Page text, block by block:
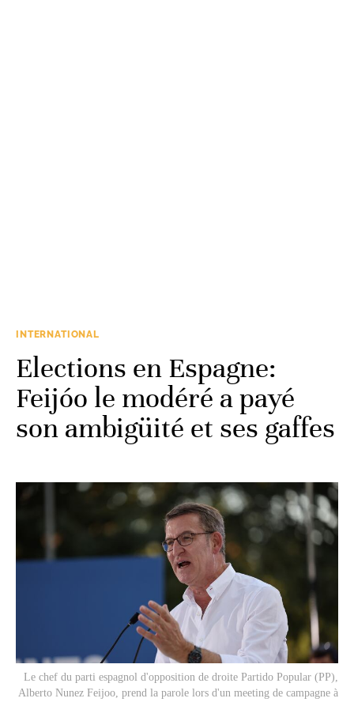
INTERNATIONAL
Elections en Espagne:
Feijóo le modéré a payé
son ambigüité et ses gaffes
Le chef du parti espagnol d'opposition de droite Partido Popular (PP),
Alberto Nunez Feijoo, prend la parole lors d'un meeting de campagne à